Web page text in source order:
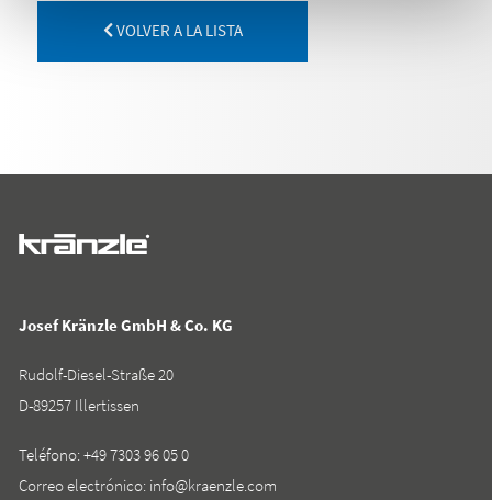
VOLVER A LA LISTA
Josef Kränzle GmbH & Co. KG
Rudolf-Diesel-Straße 20
D-89257 Illertissen
Teléfono:+49 7303 96 05 0
Correo electrónico: info@kraenzle.com